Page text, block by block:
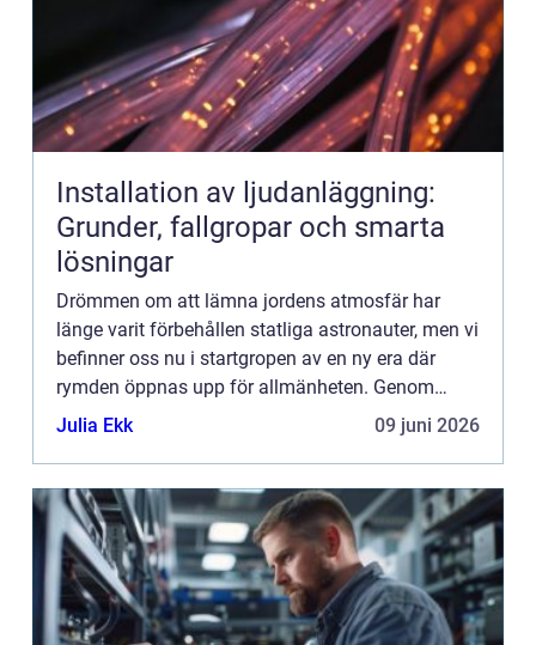
Installation av ljudanläggning:
Grunder, fallgropar och smarta
lösningar
Drömmen om att lämna jordens atmosfär har
länge varit förbehållen statliga astronauter, men vi
befinner oss nu i startgropen av en ny era där
rymden öppnas upp för allmänheten. Genom
banbrytande tekn...
Julia Ekk 09 juni 2026